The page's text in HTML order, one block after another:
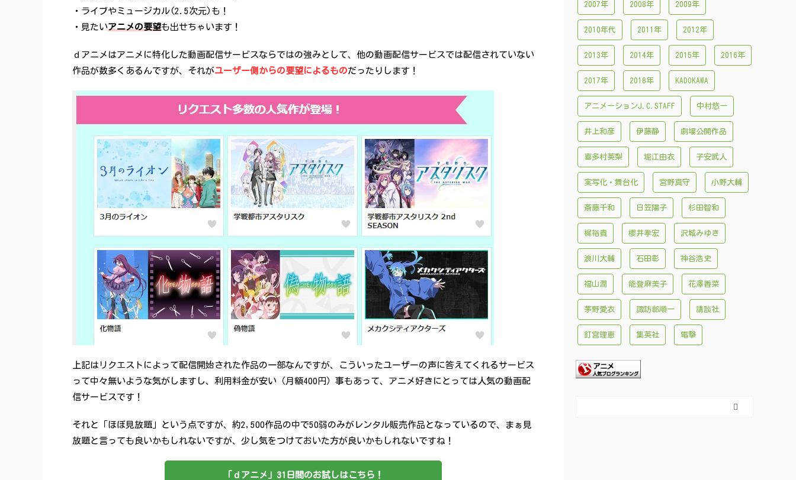
・ライブやミュージカル(2.5次元)も！
・見たいアニメの要望も出せちゃいます！
ｄアニメはアニメに特化した動画配信サービスならではの強みとして、他の動画配信サービスでは配信されていない
作品が数多くあるんですが、それがユーザー側からの要望によるものだったりします！
上記はリクエストによって配信開始された作品の一部なんですが、こういったユーザーの声に答えてくれるサービス
って中々無いような気がしますし、利用料金が安い（月額400円）事もあって、アニメ好きにとっては人気の動画配
信サービスです！
それと「ほぼ見放題」という点ですが、約2,500作品の中で50弱のみがレンタル販売作品となっているので、まぁ見
放題と言っても良いかもしれないですが、少し気をつけておいた方が良いかもしれないですね！
「ｄアニメ」31日間のお試しはこちら！
2007年 2008年 2009年
2010年代 2011年 2012年
2013年 2014年 2015年 2016年
2017年 2018年 KADOKAWA
アニメーションJ.C.STAFF 中村悠一
井上和彦 伊藤静 劇場公開作品
喜多村英梨 堀江由衣 子安武人
実写化・舞台化 宮野真守 小野大輔
斎藤千和 日笠陽子 杉田智和
梶裕貴 櫻井孝宏 沢城みゆき
浪川大輔 石田彰 神谷浩史
福山潤 能登麻美子 花澤香菜
茅野愛衣 諏訪部順一 講談社
釘宮理恵 集英社 電撃